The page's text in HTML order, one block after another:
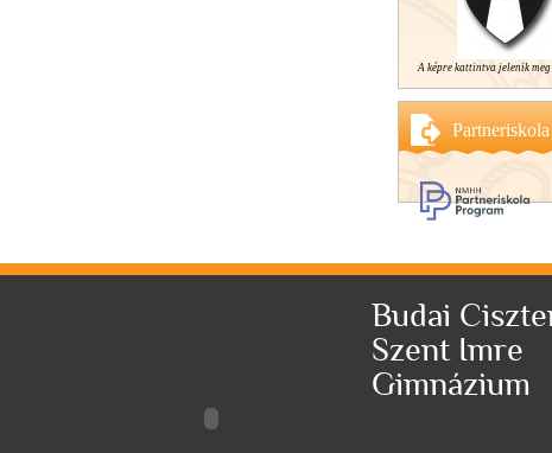
A képre kattintva jelenik
Partneriskola
Budai
Szent Imre
Gimnázium